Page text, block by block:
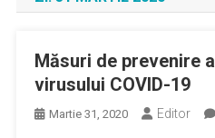
Măsuri de prevenire
virusului COVID-19
Martie 31, 2020 Editor